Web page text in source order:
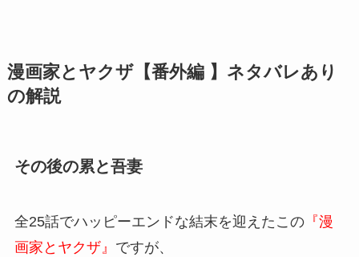
漫画家とヤクザ【番外編 】ネタバレあり
の解説
その後の累と吾妻
全25話でハッピーエンドな結末を迎えたこの『漫
画家とヤクザ』 ですが、